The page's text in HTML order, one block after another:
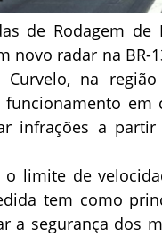
de Rodagem de
novo radar na BR-
na
em
infrações a
o limite de
tem como
a segurança dos